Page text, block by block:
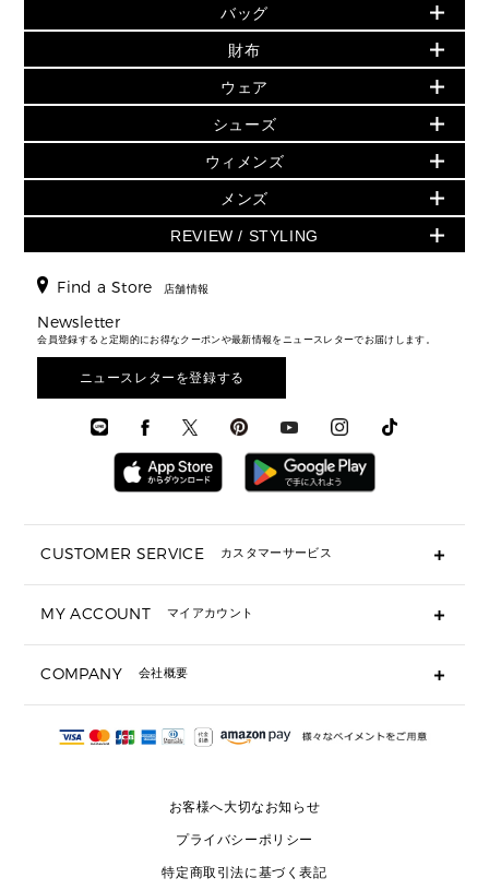
バッグ
小物
シューズ・靴
ウェア
アクセサリー
時計
▶ メンズ
バッグ
ウェア
アクセサリー
再値下げアイテム
追加アイテム
▶ ウィメンズすべて(ウェア・シューズ除く)
バッグ
財布・小物
ウェア
シューズ
時計・ジュエリー
アクセサリー
メンズ バッグ
メンズ 財布・小物
メンズ シューズ
メンズ ウェア
メンズ 時計・その他
夏のスタイル
▶ すべて
▶ ウィメンズすべて
財布・小物
アクセサリー
フレグランス
シューズ
▶ メンズすべて
メンズ財布・小物
メンズアクセサリー
メンズウェア
バッグ
人気の定番アイテム
日本限定 - バッグ
▶ ウィメンズすべて
トートバッグ
ショルダーバッグ
クロスボディ・斜め掛け
トラベル
3 IN 1 / 2 IN 1 バッグ
▶ メンズすべて
財布
日本限定 - 財布・小物
▶ ウィメンズすべて
GREENWICH
折り財布(二つ折り・三つ折り)
長財布
▶ メンズすべて
ウェア
▶ ウィメンズすべて
トップス
スカート・パンツ
ジャケット・アウター
▶ メンズすべて
シューズ
▶ ウィメンズすべて
サンダル
スニーカー
▶ メンズすべて
ウィメンズ
人気の定番アイテム
▶ ウィメンズすべて
▶ バッグすべて
通勤・通学アイテム
3 IN 1 バッグ
ミニ財布・フラグメントケース
▶ 小物すべて
定期ケース・カードケース・名刺入れ
サンダル
スニーカー
▶ ウェア
メンズ
▶ メンズすべて
財布・小物
時計・ジュエリー
アクセサリー
REVIEW / STYLING
エディターレビュー
Find a Store 店舗情報
Newsletter
会員登録すると定期的にお得なクーポンや最新情報をニュースレターでお届けします。
ニュースレターを登録する
CUSTOMER SERVICE カスタマーサービス
ギフト用にラッピングができますか？
ショッピングバッグを購入商品分送ってもらえますか？
注文後に完了メールが受信できないのですが？
サイズ交換はできますか？
MY ACCOUNT マイアカウント
COMPANY 会社概要
会社概要
お客様へ大切なお知らせ
プライバシーポリシー
特定商取引法に基づく表記